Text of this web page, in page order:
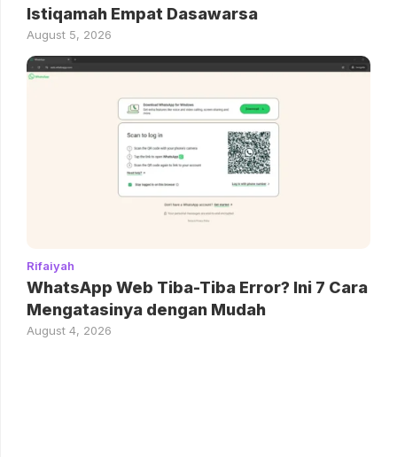
Istiqamah Empat Dasawarsa
August 5, 2026
Rifaiyah
WhatsApp Web Tiba-Tiba Error? Ini 7 Cara
Mengatasinya dengan Mudah
August 4, 2026